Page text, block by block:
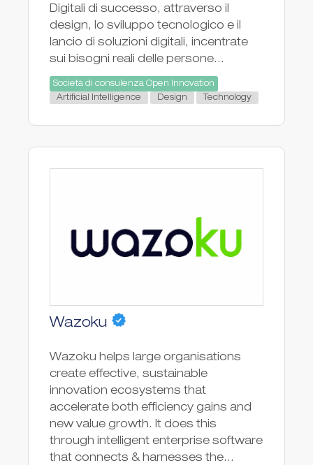
Digitali di successo, attraverso il
design, lo sviluppo tecnologico e il
lancio di soluzioni digitali, incentrate
sui bisogni reali delle persone...
Società di consulenza Open Innovation
Artificial Intelligence
Design Technology
Wazoku
Wazoku helps large organisations
create effective, sustainable
innovation ecosystems that
accelerate both efficiency gains and
new value growth. It does this
through intelligent enterprise software
that connects & harnesses the...